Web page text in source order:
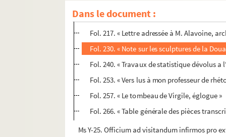
Dans le document :
Fol. 200. « Observations sur l'achèvement
Fol. 217. « Lettre adressée à M. Alavoine,
Fol. 230. « Note sur les sculptures de la
Fol. 240. « Travaux de statistique dévolus a
Fol. 253. « Vers lus à mon professeur de
Fol. 257. « Le tombeau de Virgile, églogue »
Fol. 266. « Table générale des pièces
Ms Y-25. Officium ad visitandum infirmos pro